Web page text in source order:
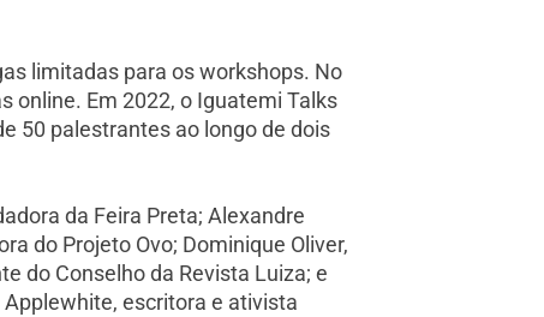
limitadas para os workshops. No
online. Em 2022, o Iguatemi Talks
50 palestrantes ao longo de dois
da Feira Preta; Alexandre
do Projeto Ovo; Dominique Oliver,
do Conselho da Revista Luiza; e
escritora e ativista